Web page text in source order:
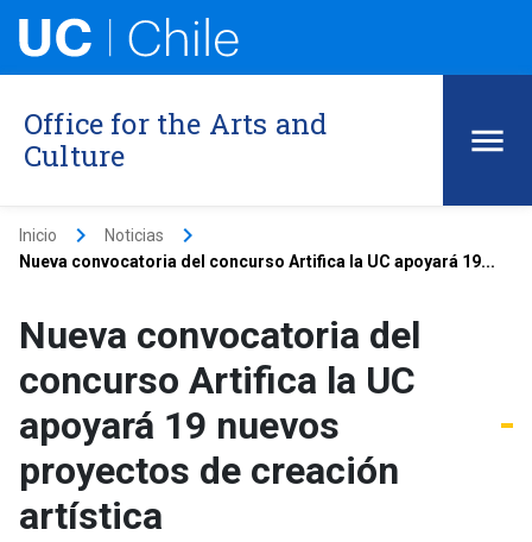
Office for the Arts and
Culture
Inicio keyboard_arrow_right Noticias keyboard_arrow_right
Nueva convocatoria del concurso Artifica la UC apoyará 19...
Nueva convocatoria del
concurso Artifica la UC
apoyará 19 nuevos
proyectos de creación
artística